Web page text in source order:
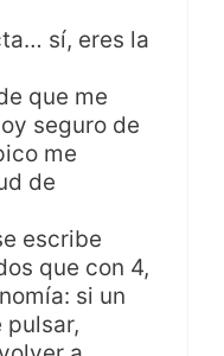
sí, eres la
que me
seguro de
me
de
escribe
que con 4,
si un
pulsar,